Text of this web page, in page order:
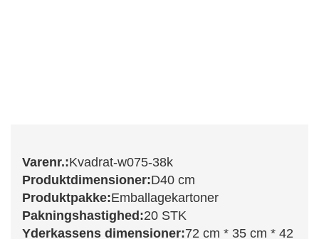
Varenr.:Kvadrat-w075-38k
Produktdimensioner:D40 cm
Produktpakke:Emballagekartoner
Pakningshastighed:20 STK
Yderkassens dimensioner:72 cm * 35 cm * 42